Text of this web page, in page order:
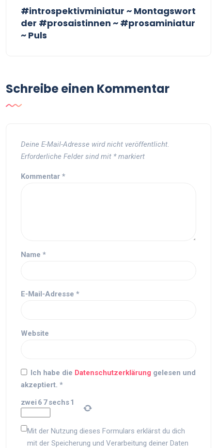
#introspektivminiatur ~ Montagswort
der #prosaistinnen ~ #prosaminiatur
~ Puls
Schreibe einen Kommentar
Deine E-Mail-Adresse wird nicht veröffentlicht.
Erforderliche Felder sind mit *markiert
Kommentar *
Name *
E-Mail-Adresse *
Website
Ich habe die Datenschutzerklärung gelesen und
akzeptiert. *
zwei 6 7sechs1
Mit der Nutzung dieses Formulars erklärst du dich
mit der Speicherung und Verarbeitung deiner Daten